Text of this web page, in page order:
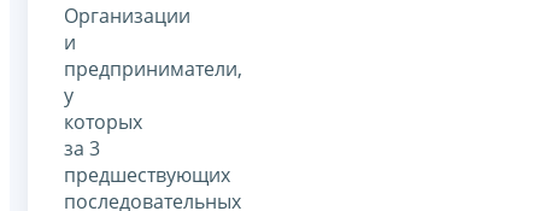
Организации
и
предприниматели,
у
которых
за 3
предшествующих
последовательных